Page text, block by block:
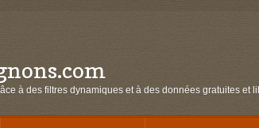
à des filtres dynamiques et à des données gratuites et